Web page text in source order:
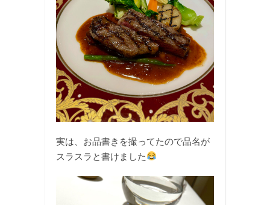
実は、お品書きを撮ってたので品名が
スラスラと書けました